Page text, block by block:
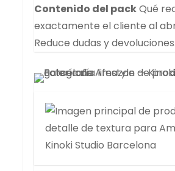
Contenido del packQué
exactamente el cliente al
Reduce dudas y devoluciones.